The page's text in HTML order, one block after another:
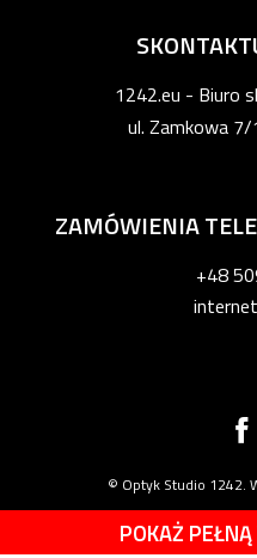
1242.eu - Biuro
ul. Zamkowa
ZAMÓWIENIA
+48
© Optyk Studio 1242.
POKAŻ